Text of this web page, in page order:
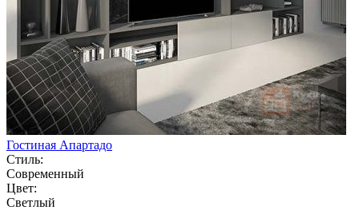
Гостиная Апартадо
Стиль:
Современный
Цвет:
Светлый